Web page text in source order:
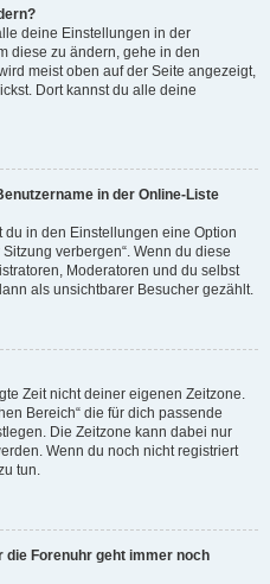
deine Einstellungen in der
diese zu ändern, gehe in den
meist oben auf der Seite angezeigt,
Dort kannst du alle deine
in der Online-Liste
in den Einstellungen eine Option
verbergen“. Wenn du diese
Moderatoren und du selbst
als unsichtbarer Besucher gezählt.
Zeit nicht deiner eigenen Zeitzone.
Bereich“ die für dich passende
Die Zeitzone kann dabei nur
Wenn du noch nicht registriert
tun.
die Forenuhr geht immer noch